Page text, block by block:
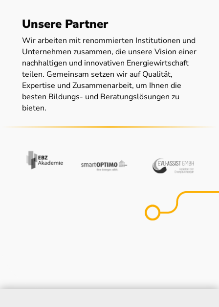
Unsere Partner
Wir arbeiten mit renommierten Institutionen und
Unternehmen zusammen, die unsere Vision einer
nachhaltigen und innovativen Energiewirtschaft
teilen. Gemeinsam setzen wir auf Qualität,
Expertise und Zusammenarbeit, um Ihnen die
besten Bildungs- und Beratungslösungen zu
bieten.